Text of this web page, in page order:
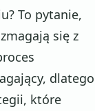
To pytanie,
się z
dlatego
które